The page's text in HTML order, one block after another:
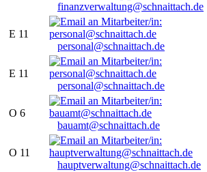
finanzverwaltung@schnaittach.de
E 11
personal@schnaittach.de
E 11
personal@schnaittach.de
O 6
bauamt@schnaittach.de
O 11
hauptverwaltung@schnaittach.de